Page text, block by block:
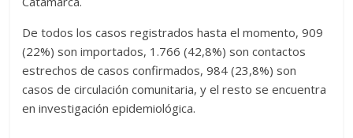
De todos los casos registrados hasta el momento, 909
(22%) son importados, 1.766 (42,8%) son contactos
estrechos de casos confirmados, 984 (23,8%) son
casos de circulación comunitaria, y el resto se encuentra
en investigación epidemiológica.